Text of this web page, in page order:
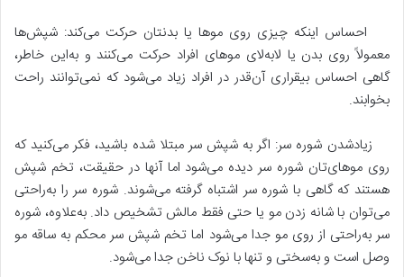
احساس این­که چیزی روی موها یا بدنتان حرکت می‌­کند: شپش‌­ها
معمولاً روی بدن یا لابه‌لای موهای افراد حرکت می­‌کنند و به­‌این خاطر،
گاهی احساس بی­قراری آن‌قدر در افراد زیاد می‌­شود که نمی‌­توانند راحت
بخوابند.
زیادشدن شوره سر: اگر به شپش سر مبتلا شده باشید، فکر می‌­کنید که
روی موهای‌تان شوره سر دیده می­‌شود اما آن­ها در حقیقت، تخم­ شپش
هستند که گاهی با شوره سر اشتباه گرفته می­‌شوند. شوره سر را به‌­راحتی
می­‌توان با شانه زدن مو یا حتی فقط مالش تشخیص داد. به­‌علاوه، شوره
سر به‌­راحتی از روی مو جدا می­‌شود اما تخم شپش سر محکم به ساقه مو
وصل است و به‌­سختی و تنها با نوک ناخن جدا می­‌شود.